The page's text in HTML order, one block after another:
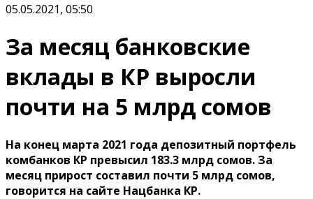
05.05.2021, 05:50
За месяц банковские
вклады в КР выросли
почти на 5 млрд сомов
На конец марта 2021 года депозитный портфель
комбанков КР превысил 183.3 млрд сомов. За
месяц прирост составил почти 5 млрд сомов,
говорится на сайте Нацбанка КР.